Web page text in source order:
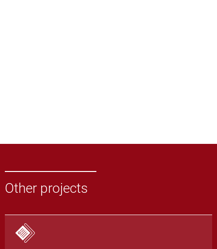
Other projects